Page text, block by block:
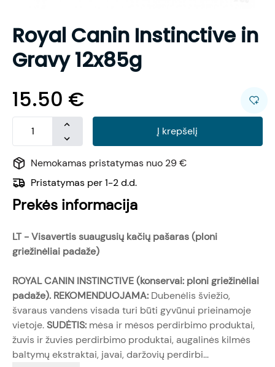
Royal Canin Instinctive in
Gravy 12x85g
15.50 €
Į krepšelį
Nemokamas pristatymas nuo 29 €
Pristatymas per 1-2 d.d.
Prekės informacija
LT -Visavertis suaugusių kačių pašaras (ploni
griežinėliai padaže)
ROYAL CANIN INSTINCTIVE (konservai: ploni griežinėliai
padaže). REKOMENDUOJAMA: Dubenėlis šviežio,
švaraus vandens visada turi būti gyvūnui prieinamoje
vietoje.SUDĖTIS: mėsa ir mėsos perdirbimo produktai,
žuvis ir žuvies perdirbimo produktai, augalinės kilmės
baltymų ekstraktai, javai, daržovių perdirbi...